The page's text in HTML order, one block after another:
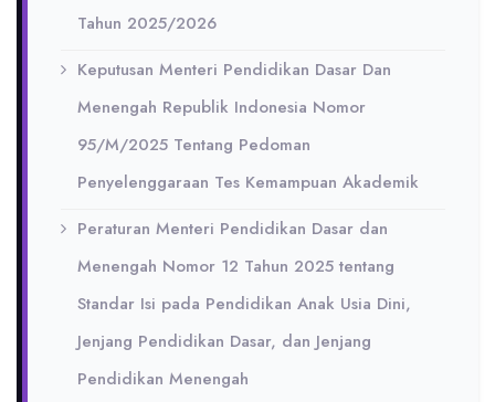
Tahun 2025/2026
Keputusan Menteri Pendidikan Dasar Dan
Menengah Republik Indonesia Nomor
95/M/2025 Tentang Pedoman
Penyelenggaraan Tes Kemampuan Akademik
Peraturan Menteri Pendidikan Dasar dan
Menengah Nomor 12 Tahun 2025 tentang
Standar Isi pada Pendidikan Anak Usia Dini,
Jenjang Pendidikan Dasar, dan Jenjang
Pendidikan Menengah